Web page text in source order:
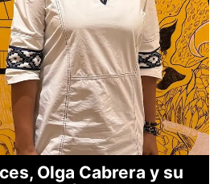
Olga Cabrera y su